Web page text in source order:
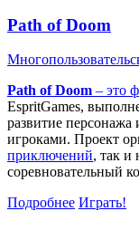
Path of Doom
Path of Doom – это
EspritGames,
развитие персонажа
игроками. Проект
приключений, так и
соревновательный
Подробнее Играть!